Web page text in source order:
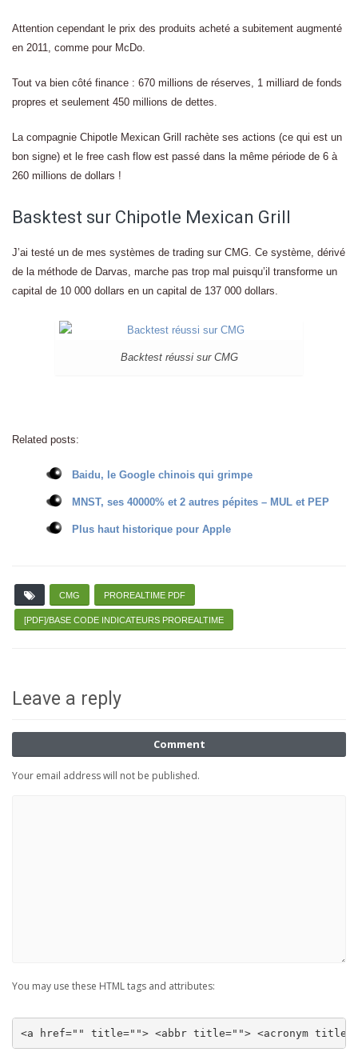
Attention cependant le prix des produits acheté a subitement augmenté
en 2011, comme pour McDo.
Tout va bien côté finance : 670 millions de réserves, 1 milliard de fonds
propres et seulement 450 millions de dettes.
La compagnie Chipotle Mexican Grill rachète ses actions (ce qui est un
bon signe) et le free cash flow est passé dans la même période de 6 à
260 millions de dollars !
Basktest sur Chipotle Mexican Grill
J’ai testé un de mes systèmes de trading sur CMG. Ce système, dérivé
de la méthode de Darvas, marche pas trop mal puisqu’il transforme un
capital de 10 000 dollars en un capital de 137 000 dollars.
Backtest réussi sur CMG
Related posts:
Baidu, le Google chinois qui grimpe
MNST, ses 40000% et 2 autres pépites – MUL et PEP
Plus haut historique pour Apple
CMG PROREALTIME PDF
[PDF]/BASE CODE INDICATEURS PROREALTIME
Leave a reply
Comment
Your email address will not be published.
You may use these HTML tags and attributes:
<a href="" title=""> <abbr title=""> <acronym